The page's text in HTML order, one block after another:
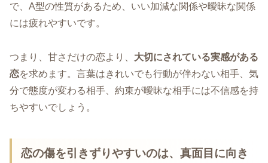
で、A型の性質があるため、いい加減な関係や曖昧な関係
には疲れやすいです。
つまり、甘さだけの恋より、 大切にされている実感がある
恋を求めます。言葉はきれいでも行動が伴わない相手、気
分で態度が変わる相手、約束が曖昧な相手には不信感を持
ちやすいでしょう。
恋の傷を引きずりやすいのは、真面目に向き